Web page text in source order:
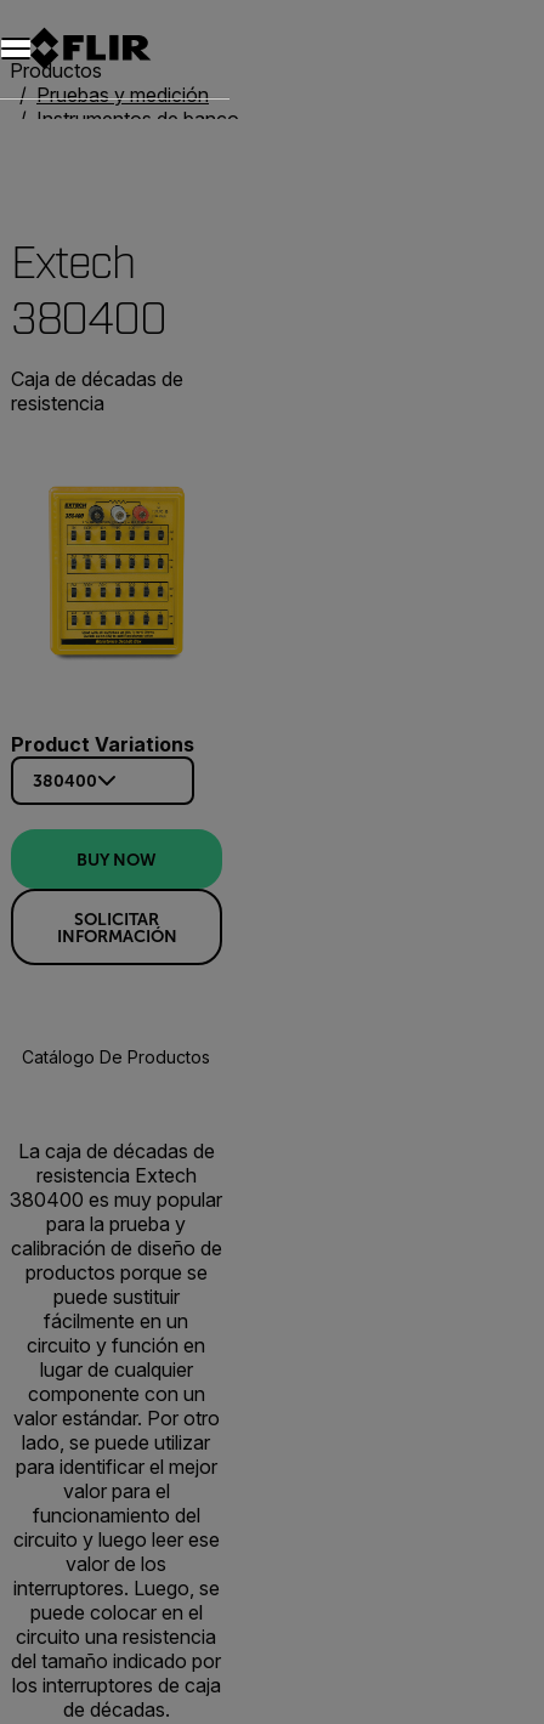
Productos
Pruebas y medición
Instrumentos de banco
Extech
380400
Caja de décadas de
resistencia
Product Variations
380400
BUY NOW
SOLICITAR
INFORMACIÓN
Catálogo De Productos
La caja de décadas de
resistencia Extech
380400 es muy popular
para la prueba y
calibración de diseño de
productos porque se
puede sustituir
fácilmente en un
circuito y función en
lugar de cualquier
componente con un
valor estándar. Por otro
lado, se puede utilizar
para identificar el mejor
valor para el
funcionamiento del
circuito y luego leer ese
valor de los
interruptores. Luego, se
puede colocar en el
circuito una resistencia
del tamaño indicado por
los interruptores de caja
de décadas.